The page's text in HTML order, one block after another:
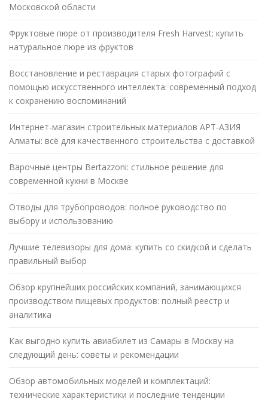
Московской области
Фруктовые пюре от производителя Fresh Harvest: купить
натуральное пюре из фруктов
Восстановление и реставрация старых фотографий с
помощью искусственного интеллекта: современный подход
к сохранению воспоминаний
Интернет-магазин строительных материалов АРТ-АЗИЯ
Алматы: всё для качественного строительства с доставкой
Варочные центры Bertazzoni: стильное решение для
современной кухни в Москве
Отводы для трубопроводов: полное руководство по
выбору и использованию
Лучшие телевизоры для дома: купить со скидкой и сделать
правильный выбор
Обзор крупнейших российских компаний, занимающихся
производством пищевых продуктов: полный реестр и
аналитика
Как выгодно купить авиабилет из Самары в Москву на
следующий день: советы и рекомендации
Обзор автомобильных моделей и комплектаций:
технические характеристики и последние тенденции